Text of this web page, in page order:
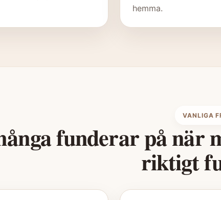
hemma.
VANLIGA
funderar på när
riktigt